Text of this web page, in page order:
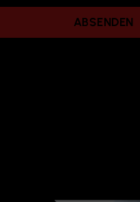
ABSENDEN